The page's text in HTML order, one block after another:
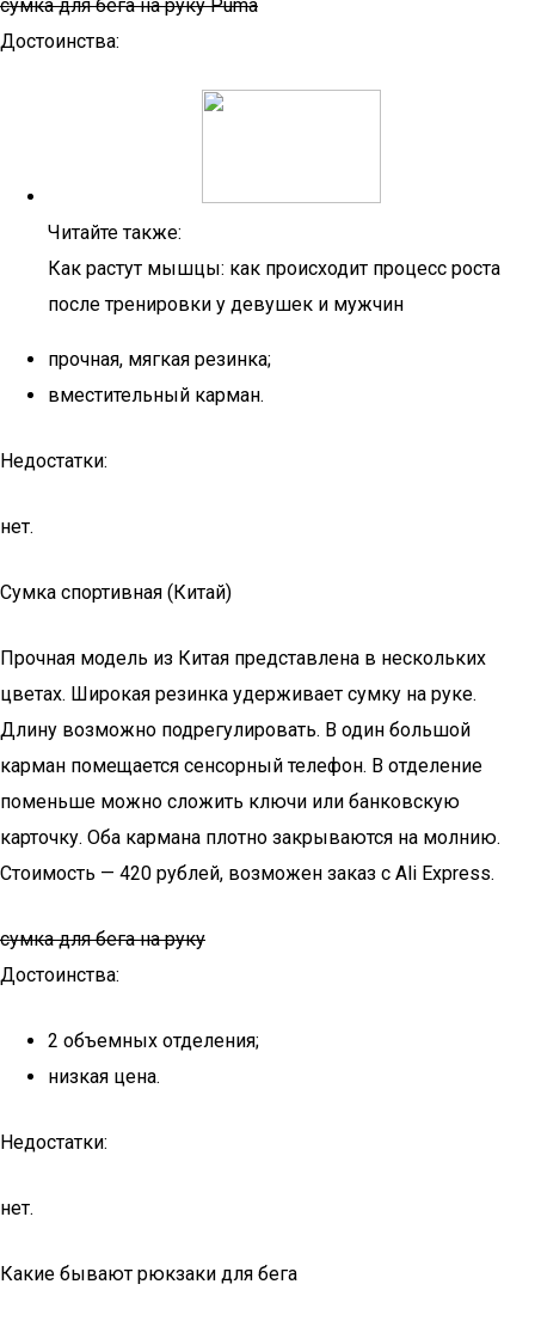
сумка для бега на руку Puma
Достоинства:
Читайте также:
Как растут мышцы: как происходит процесс роста
после тренировки у девушек и мужчин
прочная, мягкая резинка;
вместительный карман.
Недостатки:
нет.
Сумка спортивная (Китай)
Прочная модель из Китая представлена в нескольких
цветах. Широкая резинка удерживает сумку на руке.
Длину возможно подрегулировать. В один большой
карман помещается сенсорный телефон. В отделение
поменьше можно сложить ключи или банковскую
карточку. Оба кармана плотно закрываются на молнию.
Стоимость — 420 рублей, возможен заказ с Ali Express.
сумка для бега на руку
Достоинства:
2 объемных отделения;
низкая цена.
Недостатки:
нет.
Какие бывают рюкзаки для бега